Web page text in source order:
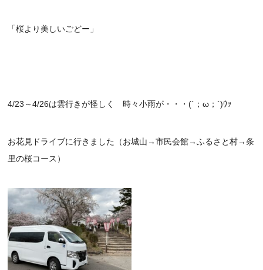
「桜より美しいごどー」
4/23～4/26は雲行きが怪しく 時々小雨が・・・(´；ω；`)ｳｯ
お花見ドライブに行きました（お城山→市民会館→ふるさと村→条
里の桜コース）